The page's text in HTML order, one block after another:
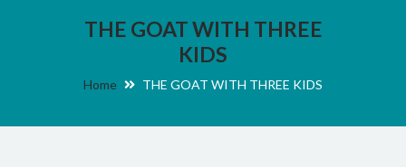
THE GOAT WITH THREE
KIDS
Home THE GOAT WITH THREE KIDS